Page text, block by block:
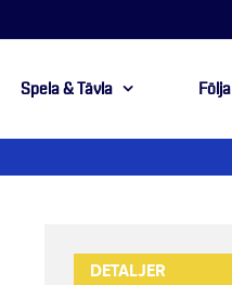
Spela & Tävla Följa
DETALJER